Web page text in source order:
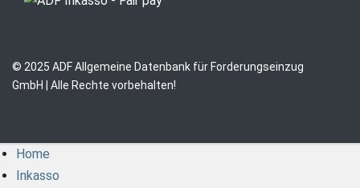
© 2025 ADF Allgemeine Datenbank für Forderungseinzug
GmbH | Alle Rechte vorbehalten!
Home
Inkasso